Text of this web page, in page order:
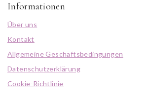
Informationen
Über uns
Kontakt
Allgemeine Geschäftsbedingungen
Datenschutzerklärung
Cookie-Richtlinie